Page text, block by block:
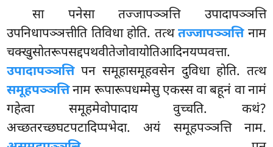
सा पनेसा तज्जापञ्ञत्ति उपादापञ्ञत्ति
उपनिधापञ्ञत्तीति तिविधा होति. तत्थतज्जापञ्ञत्तिनाम
चक्खुसोतरूपसद्दपथवीतेजोवायोतिआदिनयप्पवत्ता.
उपादापञ्ञत्तिपन समूहासमूहवसेन दुविधा होति. तत्थ
समूहपञ्ञत्तिनाम रूपारूपधम्मेसु एकस्स वा बहूनं वा नामं
गहेत्वा समूहमेवोपादाय वुच्चति. कथं?
अच्छतरच्छघटपटादिप्पभेदा. अयं समूहपञ्ञत्ति नाम.